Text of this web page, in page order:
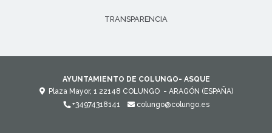
TRANSPARENCIA
AYUNTAMIENTO DE COLUNGO- ASQUE
Plaza Mayor, 1 22148 COLUNGO - ARAGÓN (ESPAÑA)
+34974318141
colungo@colungo.es